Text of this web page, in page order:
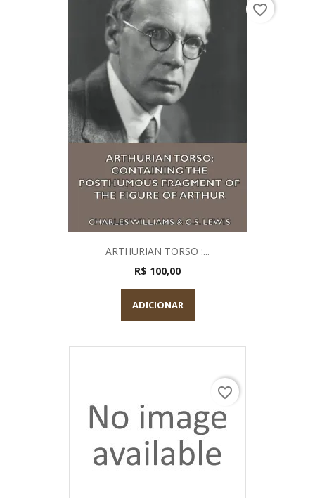
ARTHURIAN TORSO :...
R$ 100,00
ADICIONAR
favorite_border
favorite_border